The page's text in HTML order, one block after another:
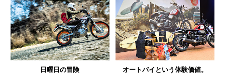
日曜日の冒険 オートバイという体験価値。